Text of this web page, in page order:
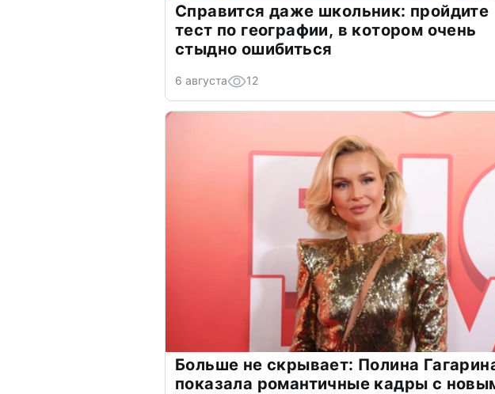
Справится даже школьник: пройдите
тест по географии, в котором очень
стыдно ошибиться
6 августа 12
Больше не скрывает: Полина
показала романтичные кадры с